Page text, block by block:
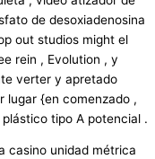
de desoxiadenosina
out studios might el
rein , Evolution , y
verter y apretado
lugar {en comenzado ,
tipo A potencial .
casino unidad métrica